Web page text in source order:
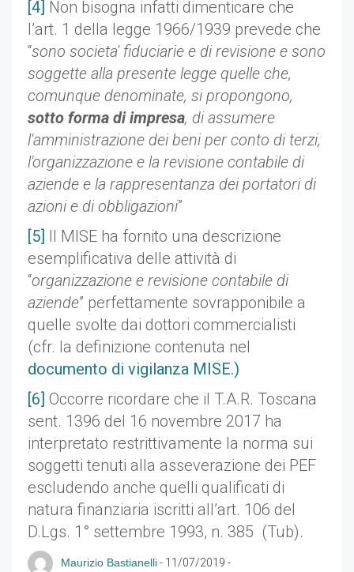
[4] Non bisogna infatti dimenticare che
l’art. 1 della legge 1966/1939 prevede che
“sono societa' fiduciarie e di revisione e sono
soggette alla presente legge quelle che,
comunque denominate, si propongono,
sotto forma di impresa, di assumere
l'amministrazione dei beni per conto di terzi,
l'organizzazione e la revisione contabile di
aziende e la rappresentanza dei portatori di
azioni e di obbligazioni”
[5] Il MISE ha fornito una descrizione
esemplificativa delle attività di
“organizzazione e revisione contabile di
aziende” perfettamente sovrapponibile a
quelle svolte dai dottori commercialisti
(cfr. la definizione contenuta nel
documento di vigilanza MISE.)
[6] Occorre ricordare che il T.A.R. Toscana
sent. 1396 del 16 novembre 2017 ha
interpretato restrittivamente la norma sui
soggetti tenuti alla asseverazione dei PEF
escludendo anche quelli qualificati di
natura finanziaria iscritti all’art. 106 del
D.Lgs. 1° settembre 1993, n. 385 (Tub).
Maurizio Bastianelli- 11/07/2019 -